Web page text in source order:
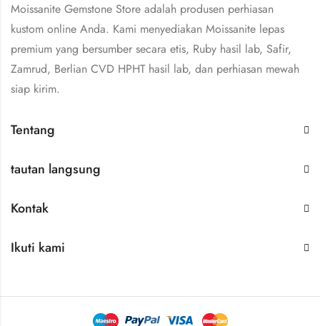
Moissanite Gemstone Store adalah produsen perhiasan
kustom online Anda. Kami menyediakan Moissanite lepas
premium yang bersumber secara etis, Ruby hasil lab, Safir,
Zamrud, Berlian CVD HPHT hasil lab, dan perhiasan mewah
siap kirim.
Tentang
tautan langsung
Kontak
Ikuti kami